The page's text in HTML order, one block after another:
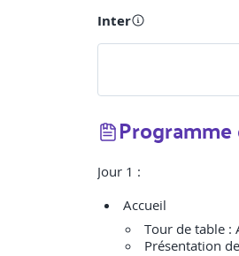
Inter
Jour 1 :
Tour de table :
Présentation